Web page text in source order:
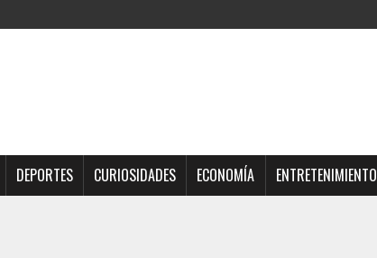
DEPORTES CURIOSIDADES ECONOMÍA ENTRETENIMIENTO